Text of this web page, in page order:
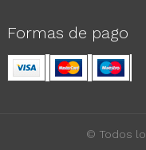
Formas de pago
© Todos